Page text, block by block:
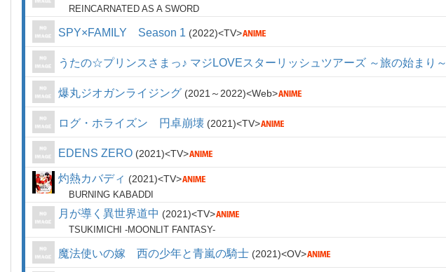
REINCARNATED AS A SWORD
SPY×FAMILY Season 1 2022 TV
うたの☆プリンスさまっ♪ マジLOVEスターリッシュツアーズ ～旅の始まり～
爆丸ジオガンライジング 2021～2022 Web
ログ・ホライズン 円卓崩壊 2021 TV
EDENS ZERO 2021 TV
灼熱カバディ 2021 TV
BURNING KABADDI
月が導く異世界道中 2021 TV
TSUKIMICHI -MOONLIT FANTASY-
魔法使いの嫁 西の少年と青嵐の騎士 2021 OV